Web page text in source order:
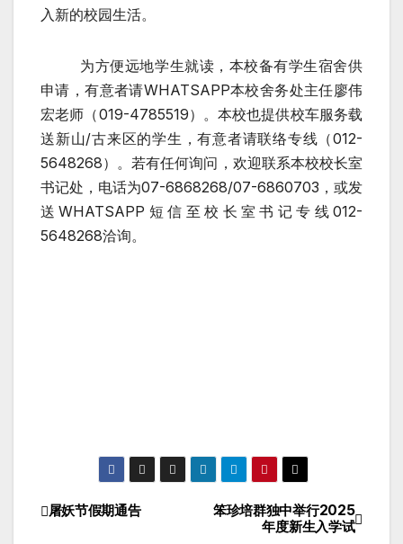
入新的校园生活。
为方便远地学生就读，本校备有学生宿舍供
申请，有意者请WHATSAPP本校舍务处主任廖伟
宏老师（019-4785519）。本校也提供校车服务载
送新山/古来区的学生，有意者请联络专线（012-
5648268）。若有任何询问，欢迎联系本校校长室
书记处，电话为07-6868268/07-6860703 ，或发
送WHATSAPP短信至校长室书记专线012-
5648268洽询。
笨珍培群独中举行2025
年度新生入学试
屠妖节假期通告